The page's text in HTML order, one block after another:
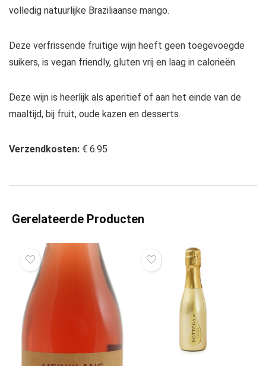
volledig natuurlijke Braziliaanse mango.
Deze verfrissende fruitige wijn heeft geen toegevoegde
suikers, is vegan friendly, gluten vrij en laag in calorieën.
Deze wijn is heerlijk als aperitief of aan het einde van de
maaltijd, bij fruit, oude kazen en desserts.
Verzendkosten: € 6.95
Gerelateerde Producten